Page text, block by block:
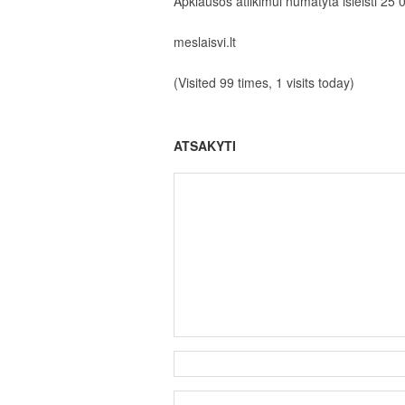
meslaisvi.lt
(Visited 99 times, 1 visits today)
ATSAKYTI